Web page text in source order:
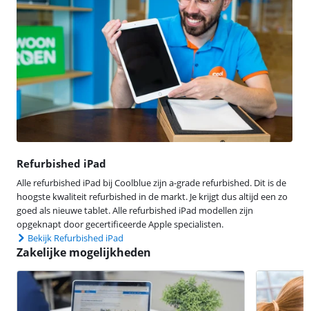
Refurbished iPad
Alle refurbished iPad bij Coolblue zijn a-grade refurbished. Dit is de
hoogste kwaliteit refurbished in de markt. Je krijgt dus altijd een zo
goed als nieuwe tablet. Alle refurbished iPad modellen zijn
opgeknapt door gecertificeerde Apple specialisten.
Bekijk Refurbished iPad
Zakelijke mogelijkheden